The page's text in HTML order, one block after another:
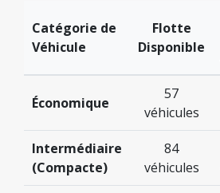
Catégorie de
Véhicule
Flotte
Disponible
Économique
57
véhicules
Intermédiaire
(Compacte)
84
véhicules